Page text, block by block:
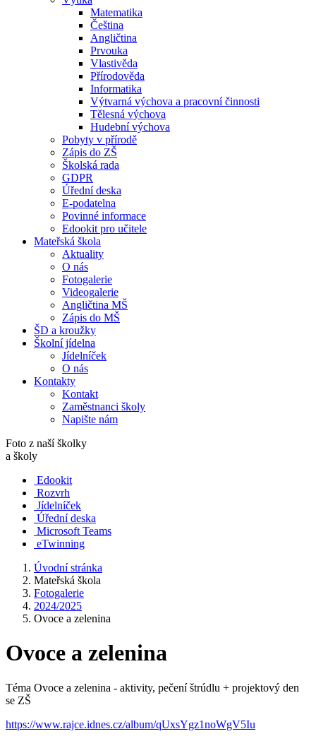
Matematika
Čeština
Angličtina
Prvouka
Vlastivěda
Přírodověda
Informatika
Výtvarná výchova a pracovní činnosti
Tělesná výchova
Hudební výchova
Pobyty v přírodě
Zápis do ZŠ
Školská rada
GDPR
Úřední deska
E-podatelna
Povinné informace
Edookit pro učitele
Mateřská škola
Aktuality
O nás
Fotogalerie
Videogalerie
Angličtina MŠ
Zápis do MŠ
ŠD a kroužky
Školní jídelna
Jídelníček
O nás
Kontakty
Kontakt
Zaměstnanci školy
Napište nám
Foto z naší školky
a školy
Edookit
Rozvrh
Jídelníček
Úřední deska
Microsoft Teams
eTwinning
Úvodní stránka
Mateřská škola
Fotogalerie
2024/2025
Ovoce a zelenina
Ovoce a zelenina
Téma Ovoce a zelenina - aktivity, pečení štrúdlu + projektový den
se ZŠ
https://www.rajce.idnes.cz/album/qUxsYgz1noWgV5Iu